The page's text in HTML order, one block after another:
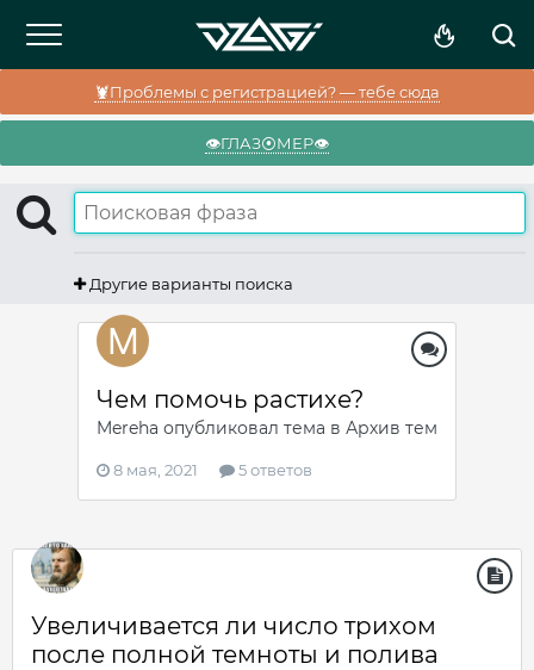
🦞Проблемы с регистрацией? — тебе сюда
👁️ГЛАЗ⦿МЕР👁️
Другие варианты поиска
Чем помочь растихе?
Mereha опубликовал тема в Архив тем
8 мая, 2021 5 ответов
Увеличивается ли число трихом
после полной темноты и полива